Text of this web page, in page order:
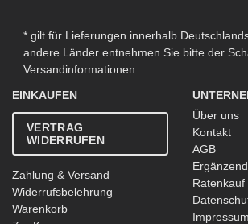
* gilt für Lieferungen innerhalb
andere Länder entnehmen Sie bitte der
Versandinformationen
EINKAUFEN
VERTRAG
WIDERRUFEN
Zahlung & Versand
Widerrufsbelehrung
Warenkorb
Über uns
Kontakt
AGB
Ratenkauf
Impressum